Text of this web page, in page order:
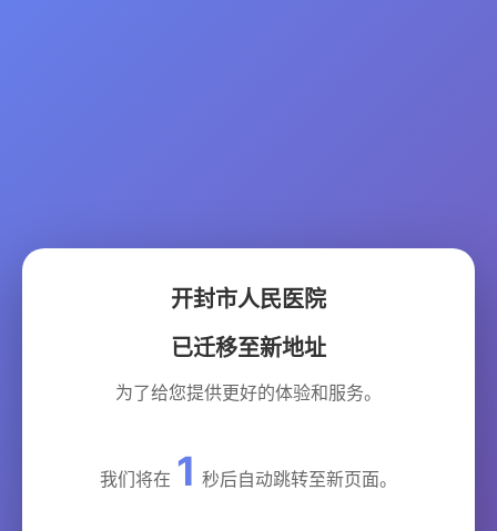
开封市人民医院
已迁移至新地址
为了给您提供更好的体验和服务。
我们将在 1 秒后自动跳转至新页面。